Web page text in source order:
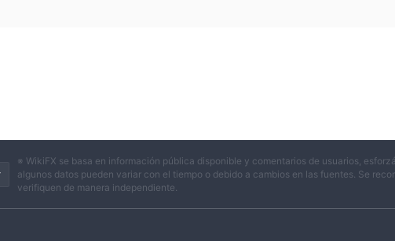
※ WikiFX se basa en información pública disponible y comentarios de usuarios,
algunos datos pueden variar con el tiempo o debido a cambios en las fuentes. Se
verifiquen de manera independiente.